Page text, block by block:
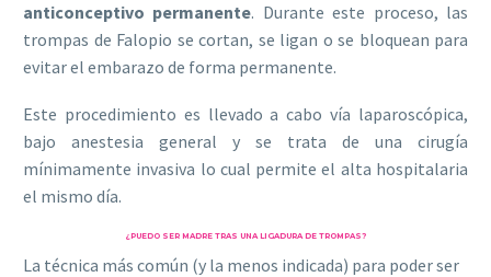
anticonceptivo permanente. Durante este proceso, las
trompas de Falopio se cortan, se ligan o se bloquean para
evitar el embarazo de forma permanente.
Este procedimiento es llevado a cabo vía laparoscópica,
bajo anestesia general y se trata de una cirugía
mínimamente invasiva lo cual permite el alta hospitalaria
el mismo día.
¿PUEDO SER MADRE TRAS UNA LIGADURA DE TROMPAS?
La técnica más común (y la menos indicada) para poder ser